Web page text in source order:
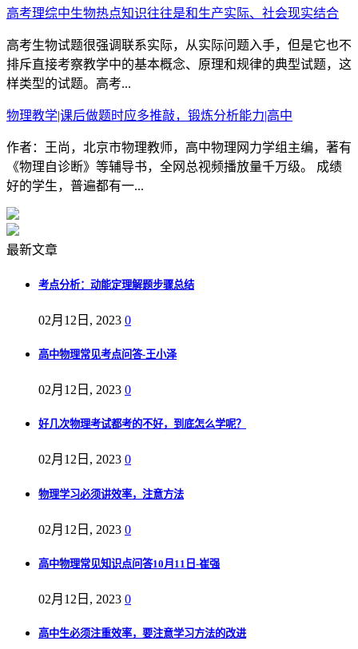
高考理综中生物热点知识往往是和生产实际、社会现实结合
高考生物试题很强调联系实际，从实际问题入手，但是它也不
排斥直接考察教学中的基本概念、原理和规律的典型试题，这
样类型的试题。高考...
物理教学|课后做题时应多推敲，锻炼分析能力|高中
作者：王尚，北京市物理教师，高中物理网力学组主编，著有
《物理自诊断》等辅导书，全网总视频播放量千万级。 成绩
好的学生，普遍都有一...
最新文章
考点分析：动能定理解题步骤总结
02月12日, 2023 0
高中物理常见考点问答-王小泽
02月12日, 2023 0
好几次物理考试都考的不好，到底怎么学呢？
02月12日, 2023 0
物理学习必须讲效率，注意方法
02月12日, 2023 0
高中物理常见知识点问答10月11日-崔强
02月12日, 2023 0
高中生必须注重效率，要注意学习方法的改进